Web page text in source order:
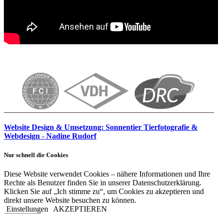
Website Design & Umsetzung: Sonnentier Tierfotografie &
Webdesign - Nadine Rudorf
Nur schnell die Cookies
Diese Website verwendet Cookies – nähere Informationen und Ihre
Rechte als Benutzer finden Sie in unserer Datenschutzerklärung.
Klicken Sie auf „Ich stimme zu“, um Cookies zu akzeptieren und
direkt unsere Website besuchen zu können.
Einstellungen AKZEPTIEREN